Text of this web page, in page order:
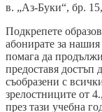
в. „Аз-Буки“, бр.
Подкрепете
абонирате за
помага да
предоставя достъп
съобразени с
зрелостниците от
през тази учебна